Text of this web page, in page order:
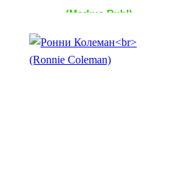
(Markus Ruhl)